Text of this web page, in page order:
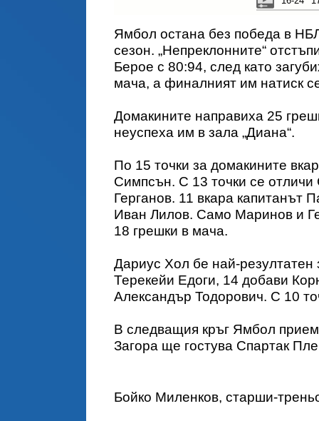
Ямбол остана без победа в
сезон. „Непреклонните“
Берое с 80:94, след като
мача, а финалният им натиск
Домакините направиха 25
неуспеха им в зала „Диана“.
По 15 точки за домакините
Симпсън. С 13 точки се
Герганов. 11 вкара капитанът
Иван Лилов. Само Маринов и
18 грешки в мача.
Дариус Хол бе най-резултатен
Терекейи Едоги, 14 добави
Александър Тодорович. С 10
В следващия кръг Ямбол
Загора ще гостува Спартак
Бойко Миленков, старши-